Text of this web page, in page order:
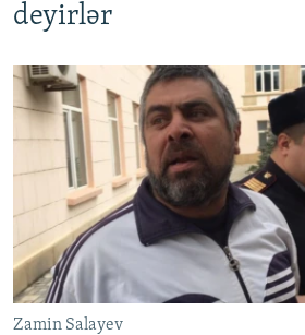
deyirlər
Zamin Salayev